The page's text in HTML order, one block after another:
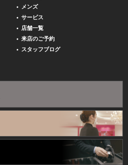
メンズ
サービス
店舗一覧
来店のご予約
スタッフブログ